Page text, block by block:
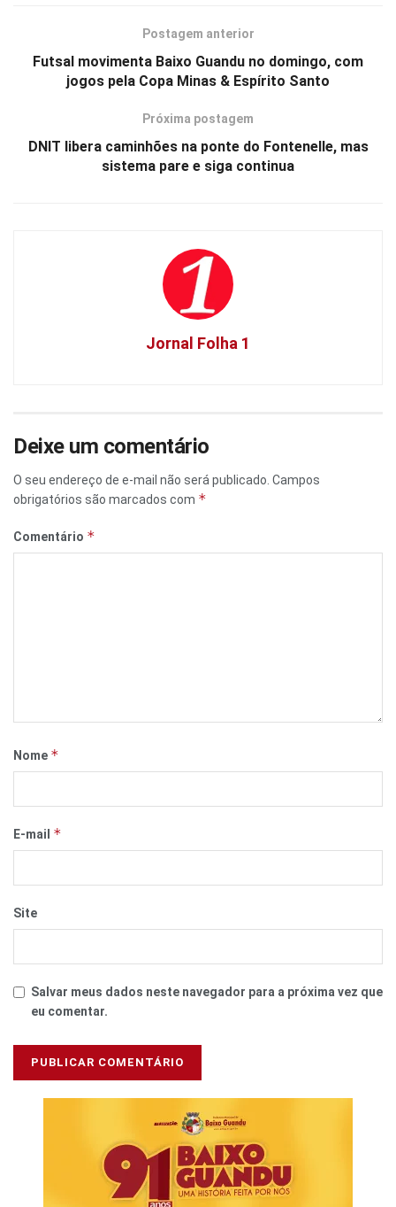
Postagem anterior
Futsal movimenta Baixo Guandu no domingo, com
jogos pela Copa Minas & Espírito Santo
Próxima postagem
DNIT libera caminhões na ponte do Fontenelle, mas
sistema pare e siga continua
Jornal Folha 1
Deixe um comentário
O seu endereço de e-mail não será publicado. Campos
obrigatórios são marcados com *
Comentário *
Nome *
E-mail *
Site
Salvar meus dados neste navegador para a próxima vez que
eu comentar.